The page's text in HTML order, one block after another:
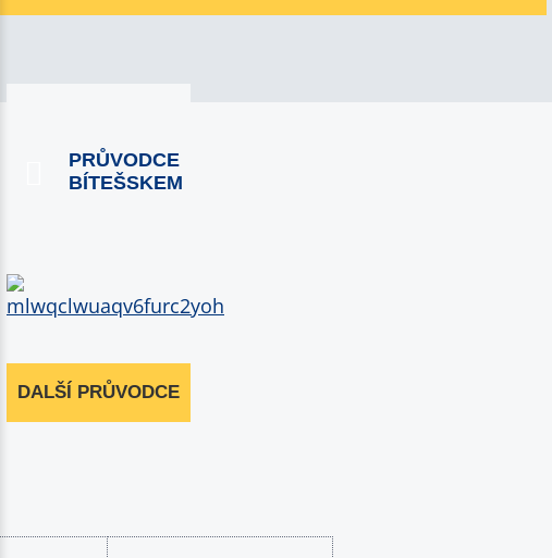
PRŮVODCE
BÍTEŠSKEM
DALŠÍ PRŮVODCE